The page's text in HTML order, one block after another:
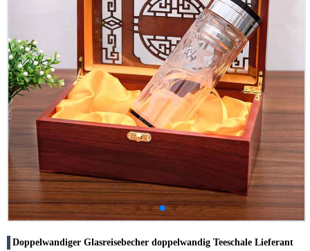
Doppelwandiger Glasreisebecher doppelwandig Teeschale Lieferant